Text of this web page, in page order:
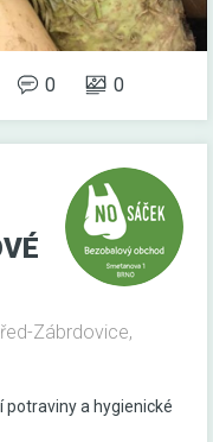
0 0
Zábrdovice,
potraviny a hygienické